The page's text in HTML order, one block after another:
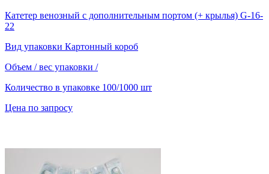
Катетер венозный с дополнительным портом (+ крылья) G-16-
22
Вид упаковки Картонный короб
Объем / вес упаковки /
Количество в упаковке 100/1000 шт
Цена по запросу